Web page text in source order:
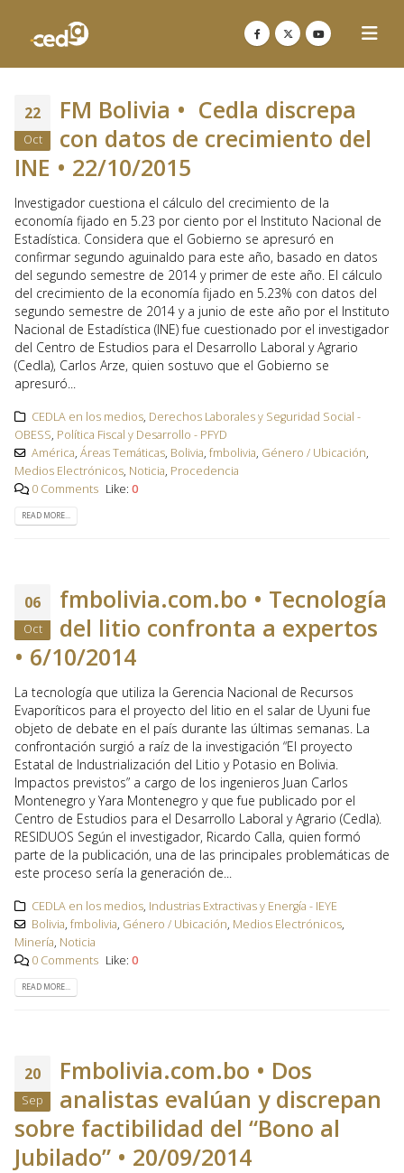
22
Oct
FM Bolivia • Cedla discrepa
con datos de crecimiento del
INE • 22/10/2015
Investigador cuestiona el cálculo del crecimiento de la
economía fijado en 5.23 por ciento por el Instituto Nacional de
Estadística. Considera que el Gobierno se apresuró en
confirmar segundo aguinaldo para este año, basado en datos
del segundo semestre de 2014 y primer de este año. El cálculo
del crecimiento de la economía fijado en 5.23% con datos del
segundo semestre de 2014 y a junio de este año por el Instituto
Nacional de Estadística (INE) fue cuestionado por el investigador
del Centro de Estudios para el Desarrollo Laboral y Agrario
(Cedla), Carlos Arze, quien sostuvo que el Gobierno se
apresuró...
CEDLA en los medios, Derechos Laborales y Seguridad Social -
OBESS, Política Fiscal y Desarrollo - PFYD
América, Áreas Temáticas, Bolivia, fmbolivia, Género / Ubicación,
Medios Electrónicos, Noticia, Procedencia
0 Comments Like: 0
READ MORE...
06
Oct
fmbolivia.com.bo • Tecnología
del litio confronta a expertos
• 6/10/2014
La tecnología que utiliza la Gerencia Nacional de Recursos
Evaporíticos para el proyecto del litio en el salar de Uyuni fue
objeto de debate en el país durante las últimas semanas. La
confrontación surgió a raíz de la investigación “El proyecto
Estatal de Industrialización del Litio y Potasio en Bolivia.
Impactos previstos” a cargo de los ingenieros Juan Carlos
Montenegro y Yara Montenegro y que fue publicado por el
Centro de Estudios para el Desarrollo Laboral y Agrario (Cedla).
RESIDUOS Según el investigador, Ricardo Calla, quien formó
parte de la publicación, una de las principales problemáticas de
este proceso sería la generación de...
CEDLA en los medios, Industrias Extractivas y Energía - IEYE
Bolivia, fmbolivia, Género / Ubicación, Medios Electrónicos,
Minería, Noticia
0 Comments Like: 0
READ MORE...
20
Sep
Fmbolivia.com.bo • Dos
analistas evalúan y discrepan
sobre factibilidad del “Bono al
Jubilado” • 20/09/2014